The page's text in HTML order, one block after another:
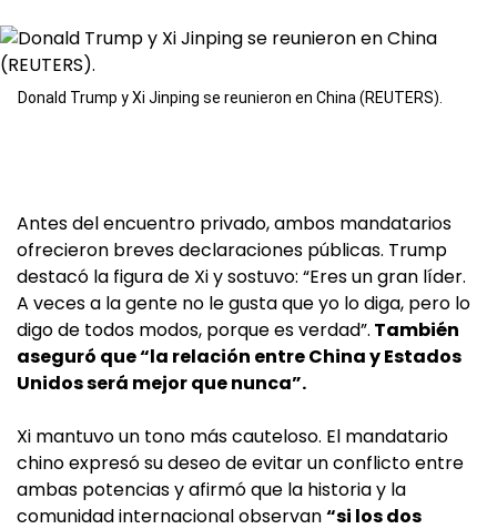
Donald Trump y Xi Jinping se reunieron en China (REUTERS).
Antes del encuentro privado, ambos mandatarios
ofrecieron breves declaraciones públicas. Trump
destacó la figura de Xi y sostuvo: “Eres un gran líder.
A veces a la gente no le gusta que yo lo diga, pero lo
digo de todos modos, porque es verdad”. También
aseguró que “la relación entre China y Estados
Unidos será mejor que nunca”.
Xi mantuvo un tono más cauteloso. El mandatario
chino expresó su deseo de evitar un conflicto entre
ambas potencias y afirmó que la historia y la
comunidad internacional observan“si los dos